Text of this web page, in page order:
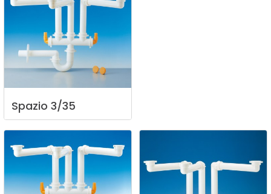
Spazio 3/35